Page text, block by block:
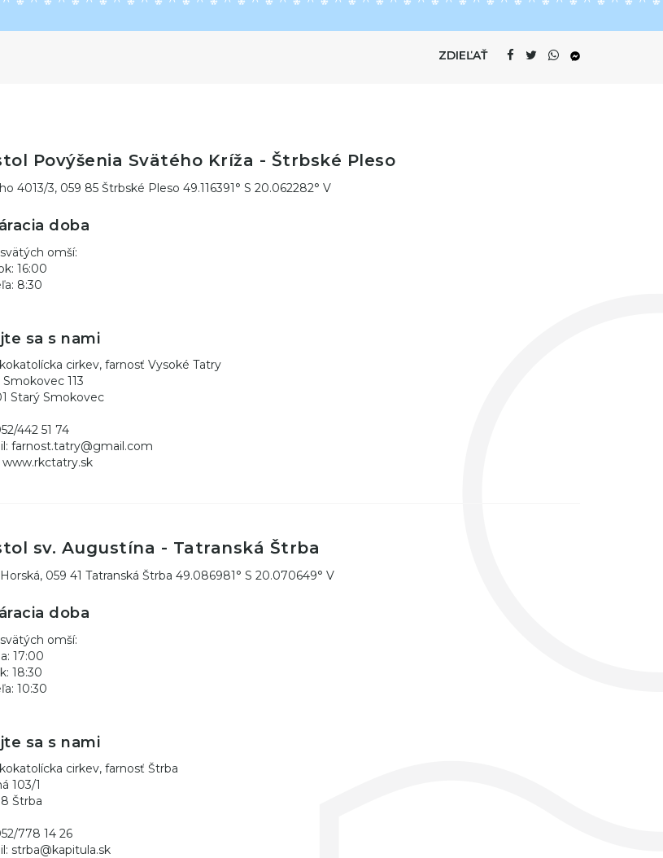
ZDIEĽAŤ
Povýšenia Svätého Kríža - Štrbské Pleso
4013/3, 059 85 Štrbské Pleso 49.116391° S 20.062282° V
doba
omší:
16:00
8:30
sa s nami
cirkev, farnosť Vysoké Tatry
113
Starý Smokovec
442 51 74
farnost.tatry@gmail.com
www.rkctatry.sk
sv. Augustína - Tatranská Štrba
059 41 Tatranská Štrba 49.086981° S 20.070649° V
doba
omší:
17:00
18:30
10:30
sa s nami
cirkev, farnosť Štrba
103/1
Štrba
778 14 26
strba@kapitula.sk